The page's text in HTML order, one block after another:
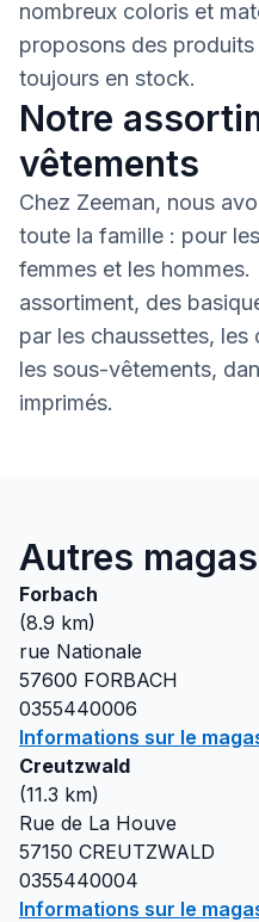
nombreux coloris et
proposons des
toujours en stock.
Notre
vêtements
Chez Zeeman, nous
toute la famille : pour
femmes et les
assortiment, des
par les chaussettes,
les sous-vêtements,
imprimés.
Autres
Forbach
(8.9 km)
rue Nationale
57600 FORBACH
0355440006
Informations sur le
Creutzwald
(11.3 km)
Rue de La Houve
57150 CREUTZWALD
0355440004
Informations sur le